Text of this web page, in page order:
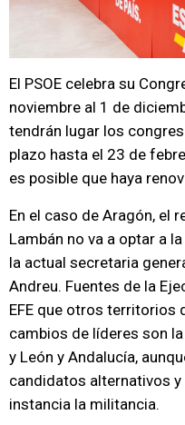
El PSOE celebra su
noviembre al 1 de
tendrán lugar los
plazo hasta el 23 de
es posible que haya
En el caso de Aragón, el
Lambán no va a optar a
la actual secretaria
Andreu. Fuentes de la
EFE que otros territorios
cambios de líderes son
y León y Andalucía,
candidatos alternativos
instancia la militancia.